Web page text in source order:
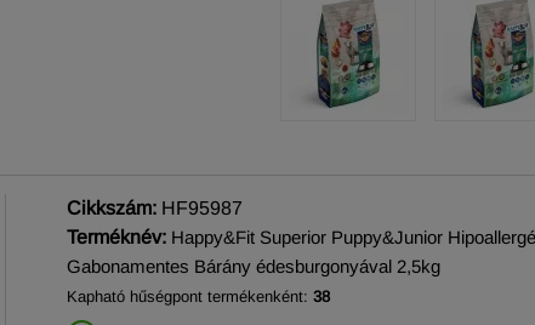
Cikkszám: HF95987
Terméknév: Happy&Fit Superior Puppy&Junior
Gabonamentes Bárány édesburgonyával 2,5kg
Kapható hűségpont termékenként: 38